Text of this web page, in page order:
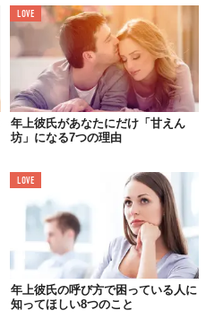
LOVE
年上彼氏があなたにだけ「甘えん
坊」になる7つの理由
LOVE
年上彼氏の呼び方で困っている人に
知ってほしい8つのこと